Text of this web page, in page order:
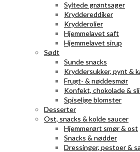
Syltede grøntsager
Kryddereddiker
Krydderolier
Hjemmelavet saft
Hjemmelavet sirup
Sødt
Sunde snacks
Kryddersukker, pynt &
Frugt- & nøddesmør
Konfekt, chokolade &
Spiselige blomster
Desserter
Ost, snacks & kolde saucer
Hjemmerørt smør & ost
Snacks & nødder
Dressinger, pestoer &